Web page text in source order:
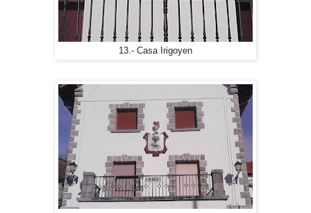
13.- Casa Irigoyen